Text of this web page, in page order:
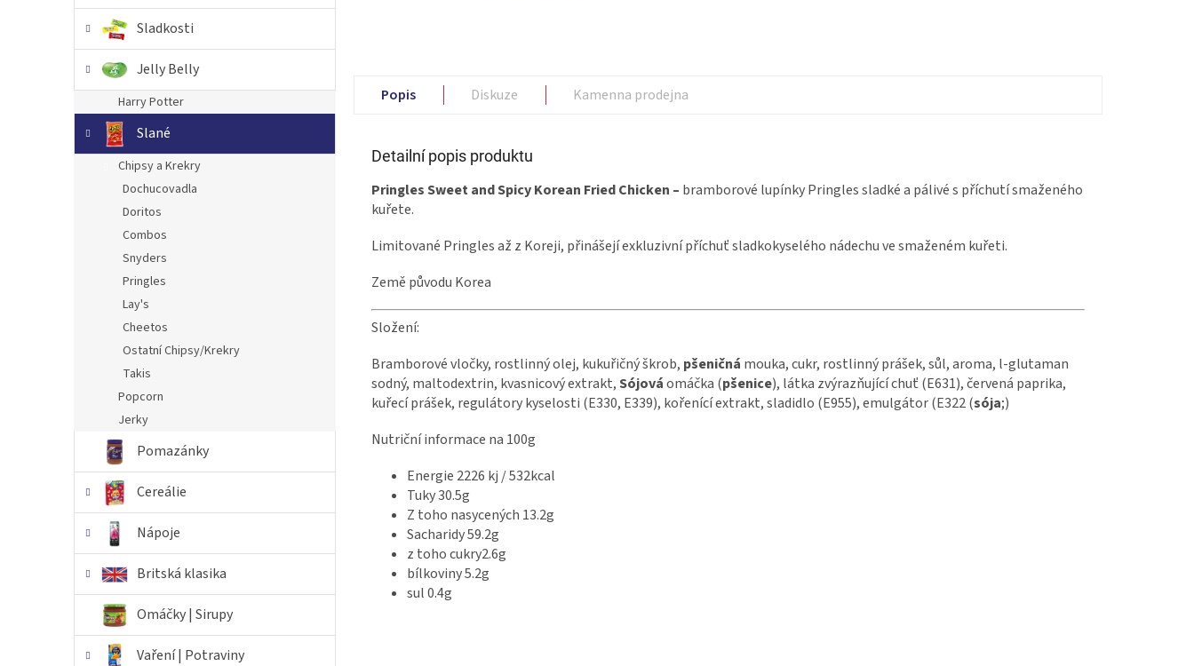
Sladkosti
Jelly Belly
Harry Potter
Slané
Chipsy a Krekry
Dochucovadla
Doritos
Combos
Snyders
Pringles
Lay's
Cheetos
Ostatní Chipsy/Krekry
Takis
Popcorn
Jerky
Pomazánky
Cereálie
Nápoje
Britská klasika
Omáčky | Sirupy
Vaření | Potraviny
Popis Diskuze Kamenna prodejna
Detailní popis produktu
Pringles Sweet and Spicy Korean Fried Chicken – bramborové lupínky Pringles sladké a pálivé s příchutí smaženého
kuřete.
Limitované Pringles až z Koreji, přinášejí exkluzivní příchuť sladkokyselého nádechu ve smaženém kuřeti.
Země původu Korea
Složení:
Bramborové vločky, rostlinný olej, kukuřičný škrob, pšeničná mouka, cukr, rostlinný prášek, sůl, aroma, l-glutaman
sodný, maltodextrin, kvasnicový extrakt,Sójováomáčka (pšenice), látka zvýrazňující chuť (E631), červená paprika,
kuřecí prášek, regulátory kyselosti (E330, E339), kořenící extrakt, sladidlo (E955), emulgátor (E322 (sója;)
Nutriční informace na 100g
Energie 2226 kj / 532kcal
Tuky 30.5g
Z toho nasycených 13.2g
Sacharidy 59.2g
z toho cukry2.6g
bílkoviny 5.2g
sul 0.4g